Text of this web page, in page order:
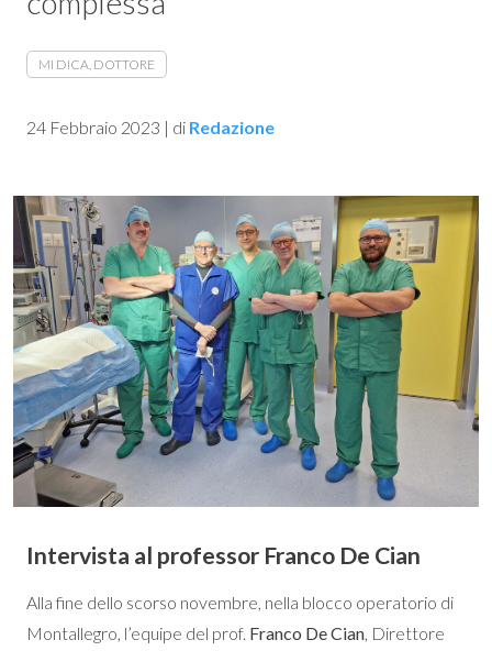
MI DICA, DOTTORE
24 Febbraio 2023 | di Redazione
Intervista al professor Franco De Cian
Alla fine dello scorso novembre, nella blocco operatorio di
Montallegro, l’equipe del prof. Franco De Cian , Direttore